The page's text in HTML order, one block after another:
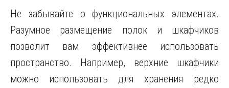
Не забывайте о функциональных элементах.
Разумное размещение полок и шкафчиков
позволит вам эффективнее использовать
пространство. Например, верхние шкафчики
можно использовать для хранения редко